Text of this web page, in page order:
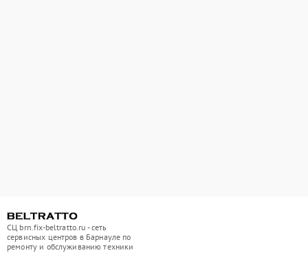
СЦ brn.fix-beltratto.ru - сеть
сервисных центров в Барнауле по
ремонту и обслуживанию техники